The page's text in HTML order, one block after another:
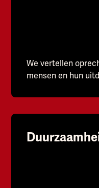
We vertellen
mensen en hun